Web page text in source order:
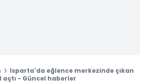
Isparta'da eğlence merkezinde çıkan
açtı - Güncel haberler